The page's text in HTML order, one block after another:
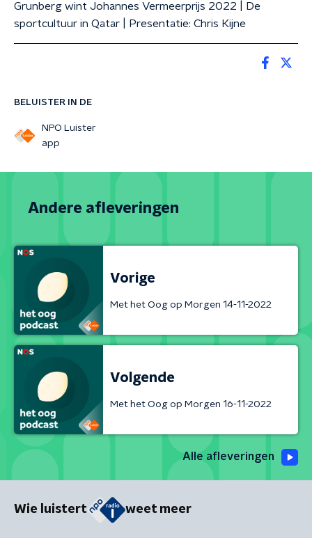
BELUISTER IN DE
NPO Luister
app
Grunberg wint Johannes Vermeerprijs 2022 | De
sportcultuur in Qatar | Presentatie: Chris Kijne
Andere afleveringen
Vorige
Met het Oog op Morgen 14-11-2022
Volgende
Met het Oog op Morgen 16-11-2022
Alle afleveringen
Wie luistert weet meer